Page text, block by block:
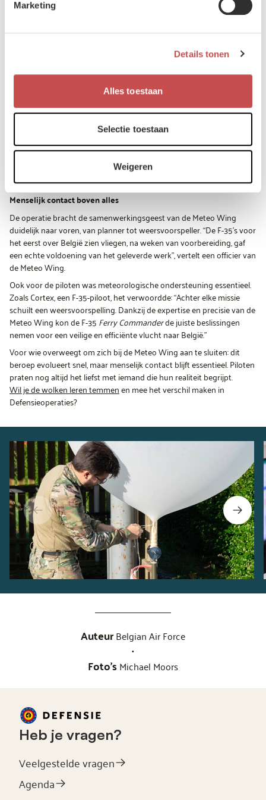
Marketing
Details tonen
Alles toestaan
Selectie toestaan
Weigeren
continuïteit en betrouwbaarheid van de meteorologische
Internationale coördinatie en interne cohesie
Tijdens de voorbereidingsfase werd contact gelegd met de
Staten. Dankzij de uitwisseling kon de coherentie tussen de analyses
aan beide zijden van de Atlantische Oceaan worden gewaarborgd.
van de Meteo Wing.
Maar vooral de interne coördinatie liet een blijvende indruk na. De
lokale weerstations en de Meteo Wing werkten nauw samen. “Het
was de eerste keer dat de ondersteuning van zo dichtbij werd
beleefd, met een sterke samenwerking. Iedereen leverde de
informatie tijdig, nauwkeurig en toegewijd.”
Menselijk contact boven alles
De operatie bracht de samenwerkingsgeest van de Meteo Wing
duidelijk naar voren, van planner tot weersvoorspeller. “De F-35’s voor
het eerst over België zien vliegen, na weken van voorbereiding, gaf
een echte voldoening van het geleverde werk”, vertelt een officier van
de Meteo Wing.
Ook voor de piloten was meteorologische ondersteuning essentieel.
Zoals Cortex, een F-35-piloot, het verwoordde: “Achter elke missie
schuilt een weersvoorspelling. Dankzij de expertise en precisie van de
Meteo Wing kon de F-35 Ferry Commanderde juiste beslissingen
nemen voor een veilige en efficiënte vlucht naar België."
Voor wie overweegt om zich bij de Meteo Wing aan te sluiten: dit
beroep evolueert snel, maar menselijk contact blijft essentieel. Piloten
praten nog altijd het liefst met iemand die hun realiteit begrijpt.
Wil je de wolken leren temmenen mee het verschil maken in
Defensieoperaties?
AuteurBelgian Air Force
•
Foto'sMichael Moors
Heb je vragen?
Veelgestelde vragen
Agenda